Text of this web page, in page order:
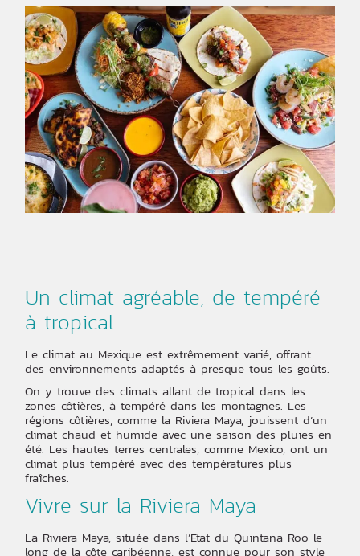
Un climat agréable, de tempéré
à tropical
Le climat au Mexique est extrêmement varié, offrant
des environnements adaptés à presque tous les goûts.
On y trouve des climats allant de tropical dans les
zones côtières, à tempéré dans les montagnes. Les
régions côtières, comme la Riviera Maya, jouissent d’un
climat chaud et humide avec une saison des pluies en
été. Les hautes terres centrales, comme Mexico, ont un
climat plus tempéré avec des températures plus
fraîches.
Vivre sur la Riviera Maya
La Riviera Maya, située dans l’Etat du Quintana Roo le
long de la côte caribéenne, est connue pour son style